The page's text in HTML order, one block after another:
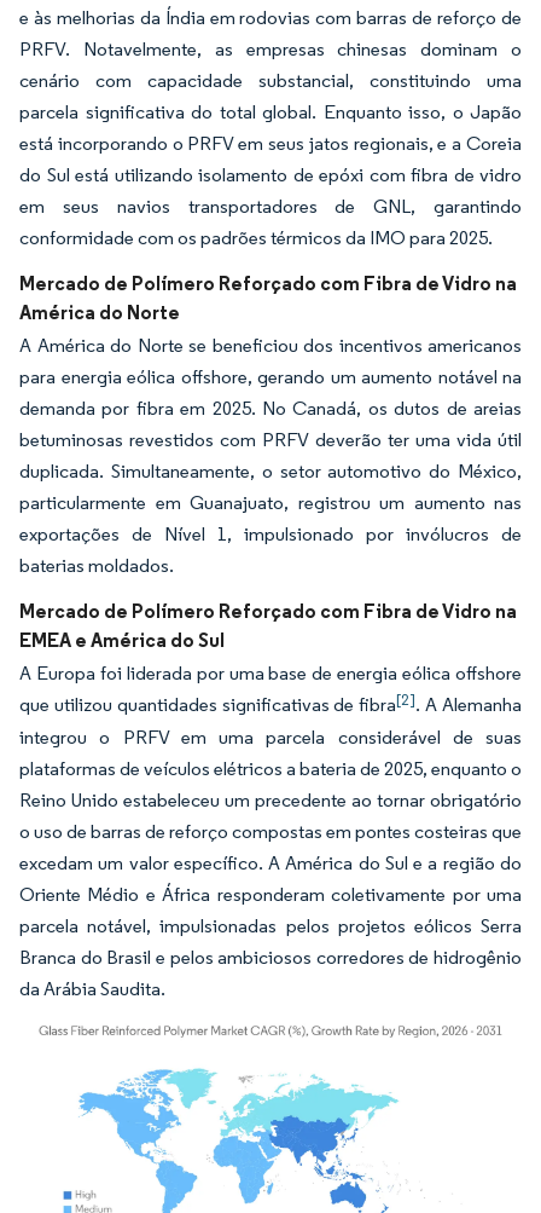
e às melhorias da Índia em rodovias com barras de reforço de
PRFV. Notavelmente, as empresas chinesas dominam o
cenário com capacidade substancial, constituindo uma
parcela significativa do total global. Enquanto isso, o Japão
está incorporando o PRFV em seus jatos regionais, e a Coreia
do Sul está utilizando isolamento de epóxi com fibra de vidro
em seus navios transportadores de GNL, garantindo
conformidade com os padrões térmicos da IMO para 2025.
Mercado de Polímero Reforçado com Fibra de Vidro na
América do Norte
A América do Norte se beneficiou dos incentivos americanos
para energia eólica offshore, gerando um aumento notável na
demanda por fibra em 2025. No Canadá, os dutos de areias
betuminosas revestidos com PRFV deverão ter uma vida útil
duplicada. Simultaneamente, o setor automotivo do México,
particularmente em Guanajuato, registrou um aumento nas
exportações de Nível 1, impulsionado por invólucros de
baterias moldados.
Mercado de Polímero Reforçado com Fibra de Vidro na
EMEA e América do Sul
A Europa foi liderada por uma base de energia eólica offshore
que utilizou quantidades significativas de fibra[2]. A Alemanha
integrou o PRFV em uma parcela considerável de suas
plataformas de veículos elétricos a bateria de 2025, enquanto o
Reino Unido estabeleceu um precedente ao tornar obrigatório
o uso de barras de reforço compostas em pontes costeiras que
excedam um valor específico. A América do Sul e a região do
Oriente Médio e África responderam coletivamente por uma
parcela notável, impulsionadas pelos projetos eólicos Serra
Branca do Brasil e pelos ambiciosos corredores de hidrogênio
da Arábia Saudita.